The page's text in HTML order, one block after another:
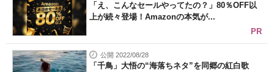
「え、こんなセールやってたの？」80％OFF以
上が続々登場！Amazonの本気が...
PR
公開 2022/08/28
「千鳥」大悟の“海落ちネタ”を同郷の紅白歌